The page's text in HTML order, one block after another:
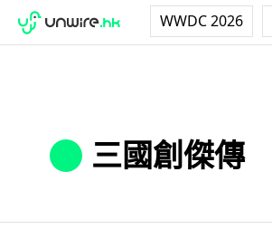
WWDC 2026
三國創傑傳